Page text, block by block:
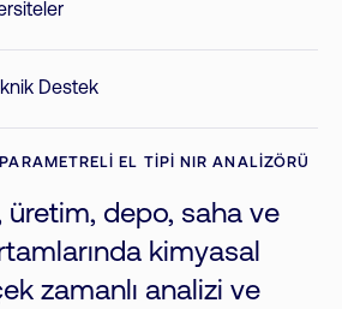
EL TIPI NIR ANALIZÖRÜ
üretim, depo, saha ve
kimyasal
zamanlı analizi ve
Destek